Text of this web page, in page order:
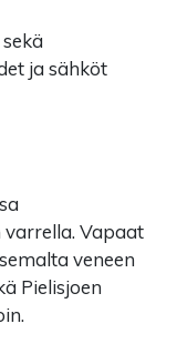
ja sähköt
Vapaat
veneen
Pielisjoen